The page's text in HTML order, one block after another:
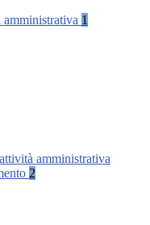
1
amministrativa
2